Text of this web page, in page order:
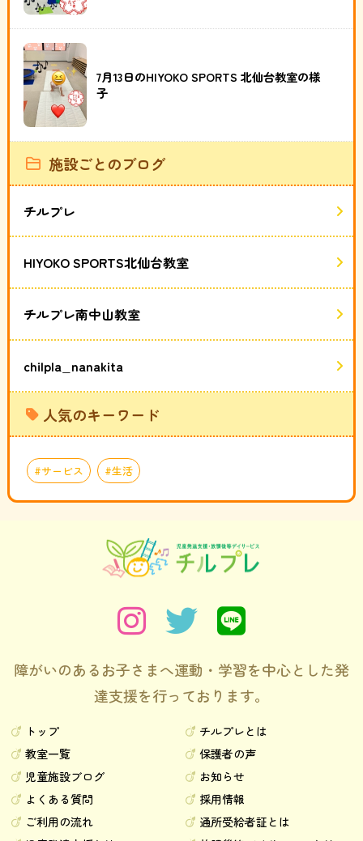
7月13日のHIYOKO SPORTS 北仙台教室の様
子
施設ごとのブログ
チルプレ
HIYOKO SPORTS北仙台教室
チルプレ南中山教室
chilpla_nanakita
人気のキーワード
サービス 生活
障がいのあるお子さまへ運動・学習を中心とした発
達支援を行っております。
トップ
チルプレとは
教室一覧
保護者の声
児童施設ブログ
お知らせ
よくある質問
採用情報
ご利用の流れ
通所受給者証とは